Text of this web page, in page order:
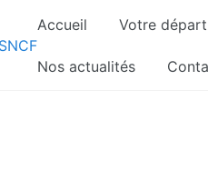
Accueil Votre départ
Nos actualités
sont pris